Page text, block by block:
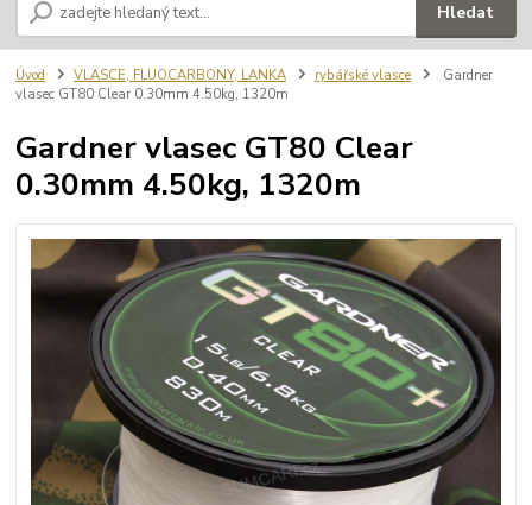
Hledat
Úvod VLASCE, FLUOCARBONY, LANKA rybářské vlasce
Gardner
vlasec GT80 Clear 0.30mm 4.50kg, 1320m
Gardner vlasec GT80 Clear
0.30mm 4.50kg, 1320m